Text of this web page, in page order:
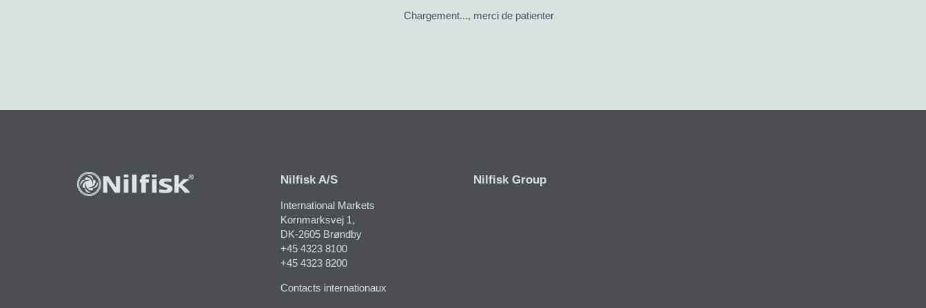
Chargement..., merci de patienter
Nilfisk A/S
International Markets
Kornmarksvej 1​,
DK-2605 Brøndby
+45 4323 8100
+45 4323 8200
Contacts internationaux
Nilfisk Group